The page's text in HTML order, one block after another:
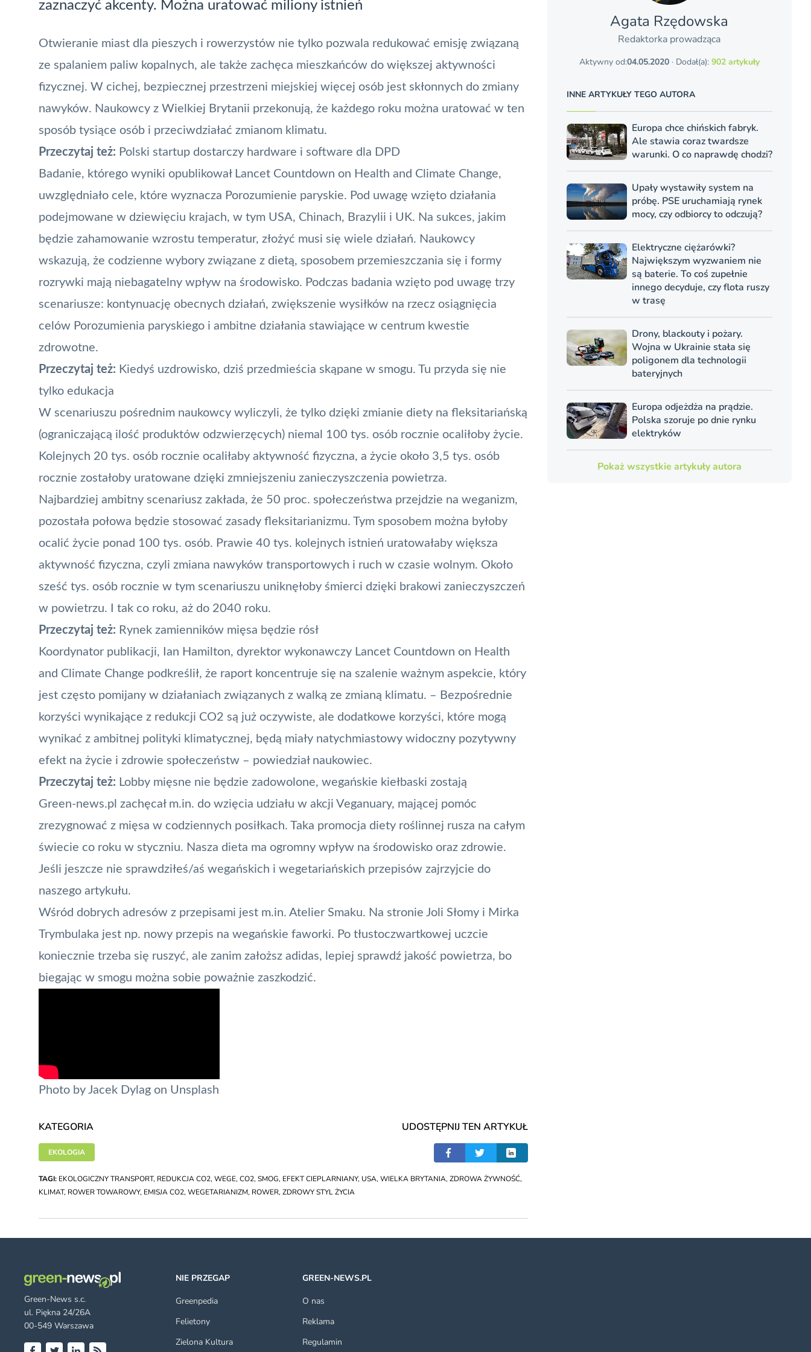
zaznaczyć akcenty. Można uratować miliony istnień
Otwieranie miast dla pieszych i rowerzystów nie tylko pozwala redukować emisję związaną
ze spalaniem paliw kopalnych, ale także zachęca mieszkańców do większej aktywności
fizycznej. W cichej, bezpiecznej przestrzeni miejskiej więcej osób jest skłonnych do zmiany
nawyków. Naukowcy z Wielkiej Brytanii przekonują, że każdego roku można uratować w ten
sposób tysiące osób i przeciwdziałać zmianom klimatu.
Przeczytaj też: Polski startup dostarczy hardware i software dla DPD
Badanie, którego wyniki opublikował Lancet Countdown on Health and Climate Change,
uwzględniało cele, które wyznacza Porozumienie paryskie. Pod uwagę wzięto działania
podejmowane w dziewięciu krajach, w tym USA, Chinach, Brazylii i UK. Na sukces, jakim
będzie zahamowanie wzrostu temperatur, złożyć musi się wiele działań. Naukowcy
wskazują, że codzienne wybory związane z dietą, sposobem przemieszczania się i formy
rozrywki mają niebagatelny wpływ na środowisko. Podczas badania wzięto pod uwagę trzy
scenariusze: kontynuację obecnych działań, zwiększenie wysiłków na rzecz osiągnięcia
celów Porozumienia paryskiego i ambitne działania stawiające w centrum kwestie
zdrowotne.
Przeczytaj też: Kiedyś uzdrowisko, dziś przedmieścia skąpane w smogu. Tu przyda się nie
tylko edukacja
W scenariuszu pośrednim naukowcy wyliczyli, że tylko dzięki zmianie diety na fleksitariańską
(ograniczającą ilość produktów odzwierzęcych) niemal 100 tys. osób rocznie ocaliłoby życie.
Kolejnych 20 tys. osób rocznie ocaliłaby aktywność fizyczna, a życie około 3,5 tys. osób
rocznie zostałoby uratowane dzięki zmniejszeniu zanieczyszczenia powietrza.
Najbardziej ambitny scenariusz zakłada, że 50 proc. społeczeństwa przejdzie na weganizm,
pozostała połowa będzie stosować zasady fleksitarianizmu. Tym sposobem można byłoby
ocalić życie ponad 100 tys. osób. Prawie 40 tys. kolejnych istnień uratowałaby większa
aktywność fizyczna, czyli zmiana nawyków transportowych i ruch w czasie wolnym. Około
sześć tys. osób rocznie w tym scenariuszu uniknęłoby śmierci dzięki brakowi zanieczyszczeń
w powietrzu. I tak co roku, aż do 2040 roku.
Przeczytaj też: Rynek zamienników mięsa będzie rósł
Koordynator publikacji, Ian Hamilton, dyrektor wykonawczy Lancet Countdown on Health
and Climate Change podkreślił, że raport koncentruje się na szalenie ważnym aspekcie, który
jest często pomijany w działaniach związanych z walką ze zmianą klimatu. – Bezpośrednie
korzyści wynikające z redukcji CO2 są już oczywiste, ale dodatkowe korzyści, które mogą
wynikać z ambitnej polityki klimatycznej, będą miały natychmiastowy widoczny pozytywny
efekt na życie i zdrowie społeczeństw – powiedział naukowiec.
Przeczytaj też: Lobby mięsne nie będzie zadowolone, wegańskie kiełbaski zostają
Green-news.pl zachęcał m.in. do wzięcia udziału w akcji Veganuary, mającej pomóc
zrezygnować z mięsa w codziennych posiłkach. Taka promocja diety roślinnej rusza na całym
świecie co roku w styczniu. Nasza dieta ma ogromny wpływ na środowisko oraz zdrowie.
Jeśli jeszcze nie sprawdziłeś/aś wegańskich i wegetariańskich przepisów zajrzyjcie do
naszego artykułu.
Wśród dobrych adresów z przepisami jest m.in. Atelier Smaku. Na stronie Joli Słomy i Mirka
Trymbulaka jest np. nowy przepis na wegańskie faworki. Po tłustoczwartkowej uczcie
koniecznie trzeba się ruszyć, ale zanim założsz adidas, lepiej sprawdź jakość powietrza, bo
biegając w smogu można sobie poważnie zaszkodzić.
Photo by Jacek Dylag on Unsplash
KATEGORIA
EKOLOGIA
UDOSTĘPNIJ TEN ARTYKUŁ
TAGI: EKOLOGICZNY TRANSPORT, REDUKCJA CO2, WEGE, CO2, SMOG, EFEKT CIEPLARNIANY, USA, WIELKA BRYTANIA, ZDROWA ŻYWNOŚĆ,
KLIMAT, ROWER TOWAROWY, EMISJA CO2, WEGETARIANIZM, ROWER, ZDROWY STYL ŻYCIA
Agata Rzędowska
Redaktorka prowadząca
Aktywny od:04.05.2020· Dodał(a): 902 artykuły
INNE ARTYKUŁY TEGO AUTORA
Europa chce chińskich fabryk.
Ale stawia coraz twardsze
warunki. O co naprawdę chodzi?
Upały wystawiły system na
próbę. PSE uruchamiają rynek
mocy, czy odbiorcy to odczują?
Elektryczne ciężarówki?
Największym wyzwaniem nie
są baterie. To coś zupełnie
innego decyduje, czy flota ruszy
w trasę
Drony, blackouty i pożary.
Wojna w Ukrainie stała się
poligonem dla technologii
bateryjnych
Europa odjeżdża na prądzie.
Polska szoruje po dnie rynku
elektryków
Pokaż wszystkie artykuły autora
Green-News s.c.
ul. Piękna 24/26A
00-549 Warszawa
NIE PRZEGAP
Greenpedia
Felietony
Zielona Kultura
GREEN-NEWS.PL
O nas
Reklama
Regulamin